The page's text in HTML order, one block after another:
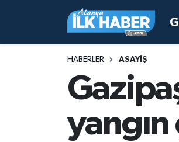
HABERLER ASAYİŞ
yangın
Antalya Nöbetçi Eczaneler
Antalya Hava Durumu
Antalya Namaz Vakitleri
Antalya Trafik Yoğunluk